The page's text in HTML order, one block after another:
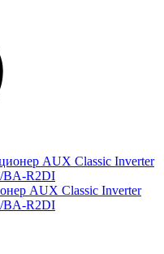
AUX Сlassic Inverter
BA-R2DI